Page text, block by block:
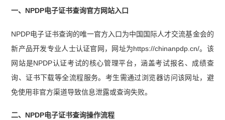
一、NPDP电子证书查询官方网站入口
NPDP电子证书查询的唯一官方入口为中国国际人才交流基金会的
新产品开发专业人士认证官网，网址为https://chinanpdp.cn/。该
网站是NPDP认证考试的核心管理平台，涵盖考试报名、成绩查
询、证书下载等全流程服务。考生需通过浏览器访问该网址，避
免使用非官方渠道导致信息泄露或查询失败。
二、NPDP电子证书查询操作流程